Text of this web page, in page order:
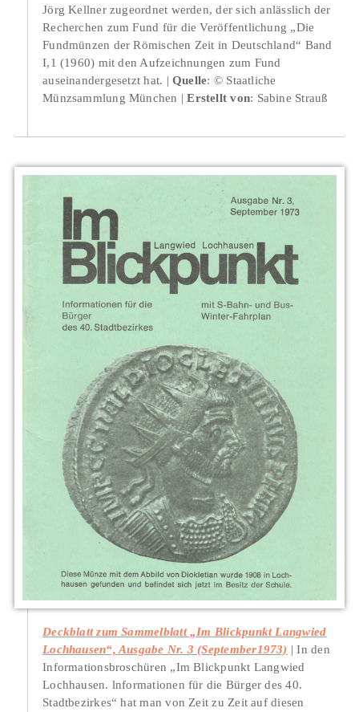
Jörg Kellner zugeordnet werden, der sich anlässlich der
Recherchen zum Fund für die Veröffentlichung „Die
Fundmünzen der Römischen Zeit in Deutschland“ Band
I,1 (1960) mit den Aufzeichnungen zum Fund
auseinandergesetzt hat.
Quelle: © Staatliche
Münzsammlung München
Erstellt von: Sabine Strauß
Deckblatt zum Sammelblatt „Im Blickpunkt Langwied
Lochhausen“, Ausgabe Nr. 3 (September1973)
In den
Informationsbroschüren „Im Blickpunkt Langwied
Lochhausen. lnformationen für die Bürger des 40.
Stadtbezirkes“ hat man von Zeit zu Zeit auf diesen